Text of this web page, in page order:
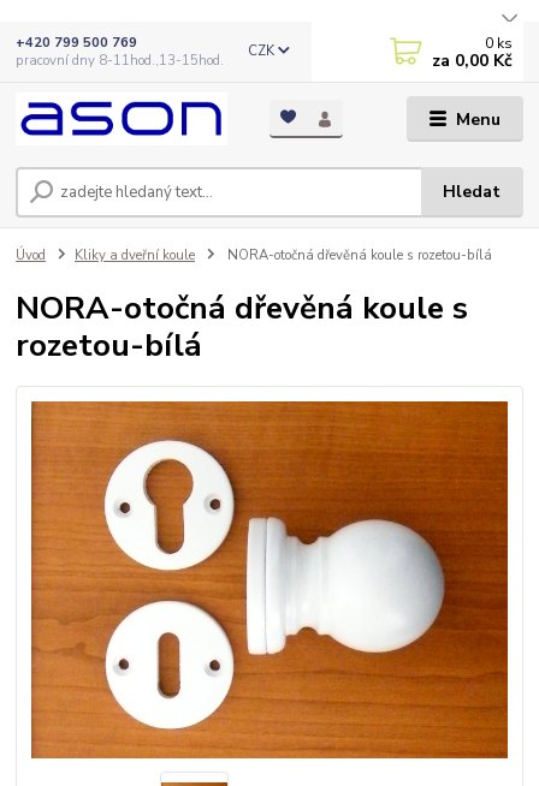
Menu
CZK
Hledat
+420 799 500 769
pracovní dny 8-11hod.,13-15hod.
0 ks
za 0,00 Kč
Úvod Kliky a dveřní koule NORA-otočná dřevěná koule s rozetou-bílá
NORA-otočná dřevěná koule s
rozetou-bílá